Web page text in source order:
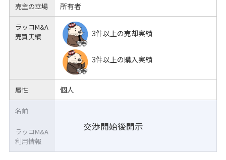
売主の立場 所有者
ラッコM&A
売買実績
3件以上の売却実績
3件以上の購入実績
属性 個人
交渉開始後開示
名前
ラッコM&A
利用情報